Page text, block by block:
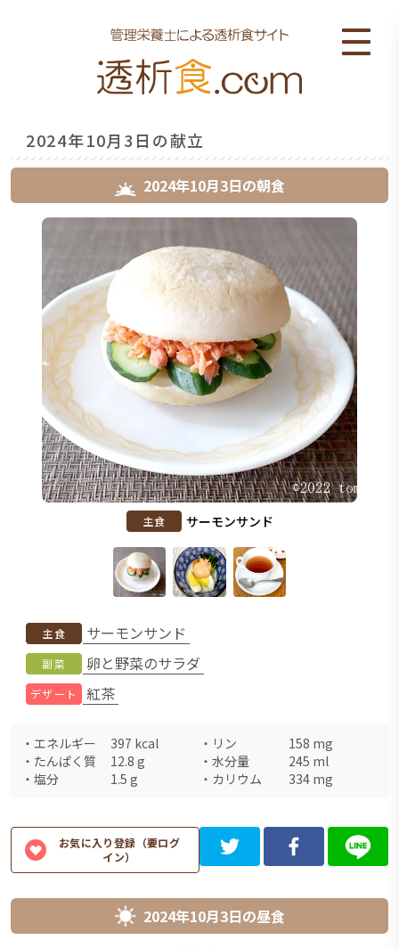
2024年10月3日の献立
2024年10月3日の朝食
主食 サーモンサンド
主食 サーモンサンド
副菜 卵と野菜のサラダ
デザート 紅茶
・ エネルギー 397 kcal ・ リン 158 mg
・ たんぱく質 12.8 g ・ 水分量 245 ml
・ 塩分 1.5 g ・ カリウム 334 mg
お気に入り登録（要ログ
イン）
2024年10月3日の昼食